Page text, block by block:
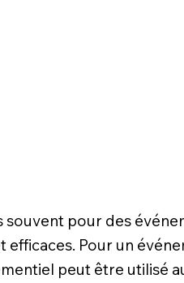
pour des
Pour un
peut être utilisé